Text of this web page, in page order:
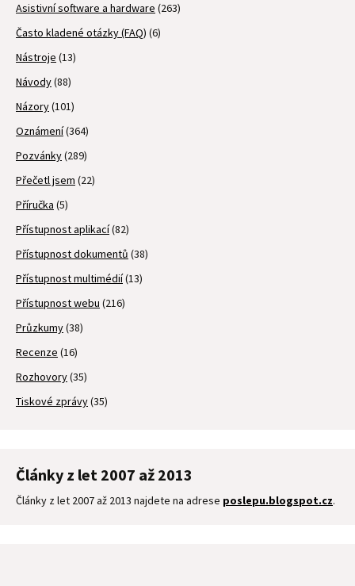
Asistivní software a hardware (263)
Často kladené otázky (FAQ) (6)
Nástroje (13)
Návody(88)
Názory(101)
Oznámení(364)
Pozvánky(289)
Přečetl jsem (22)
Příručka (5)
Přístupnost aplikací(82)
Přístupnost dokumentů (38)
Přístupnost multimédií(13)
Přístupnost webu (216)
Průzkumy(38)
Recenze (16)
Rozhovory(35)
Tiskové zprávy(35)
Články z let 2007 až 2013
Články z let 2007 až 2013 najdete na adrese poslepu.blogspot.cz.